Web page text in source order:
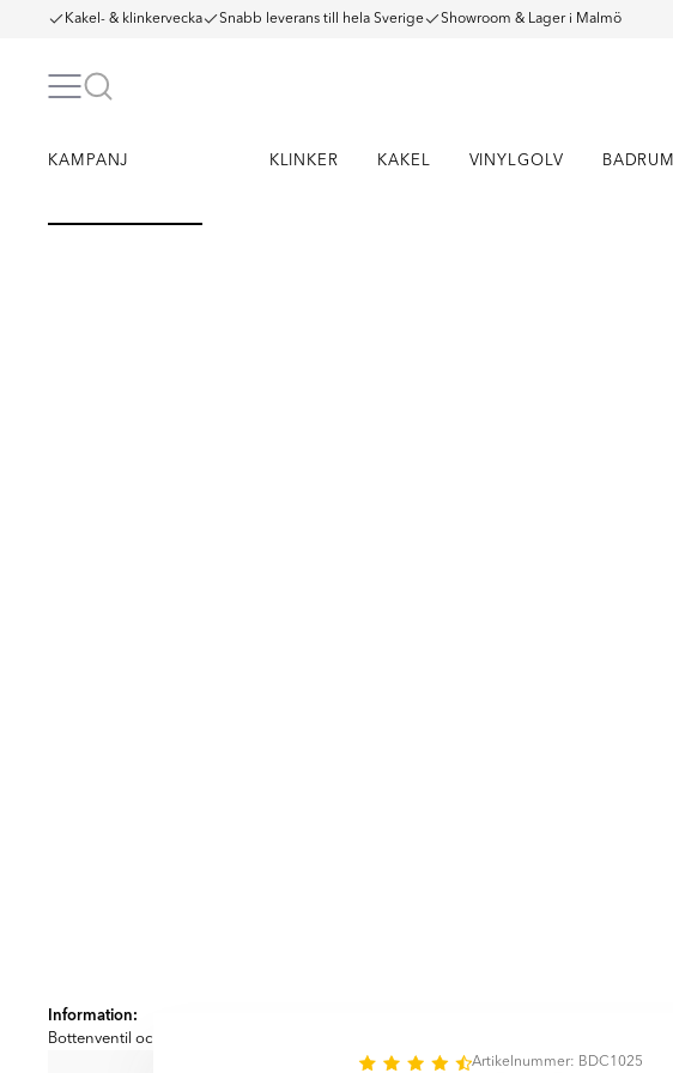
Kakel- & klinkervecka Snabb leverans till hela Sverige Showroom & Lager i Malmö
KAMPANJ KLINKER KAKEL VINYLGOLV BADRUM
Information:
Bottenventil och blandare ingår ej
Artikelnummer: BDC1025